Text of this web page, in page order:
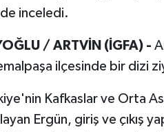
inceledi.
/ ARTVİN (İGFA) -
ilçesinde bir dizi
Kafkaslar ve Orta
Ergün, giriş ve çıkış